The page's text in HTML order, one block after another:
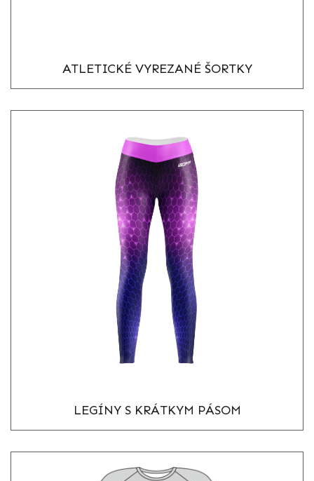
ATLETICKÉ VYREZANÉ ŠORTKY
LEGÍNY S KRÁTKYM PÁSOM